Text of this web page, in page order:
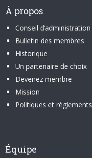
À propos
Conseil d’administration
Bulletin des membres
Historique
Un partenaire de choix
Devenez membre
Mission
Politiques et règlements
Équipe